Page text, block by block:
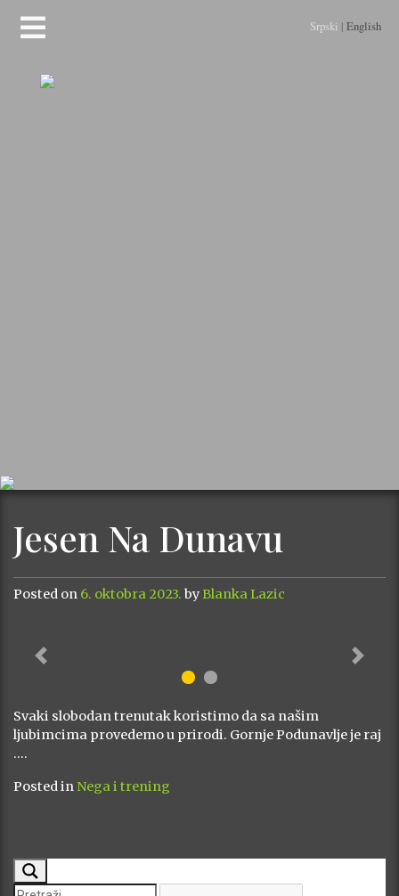
Srpski | English
Jesen Na Dunavu
Posted on 6. oktobra 2023. by Blanka Lazic
Previous Next
Svaki slobodan trenutak koristimo da sa našim
ljubimcima provedemo u prirodi. Gornje Podunavlje je raj
….
Posted in Nega i trening